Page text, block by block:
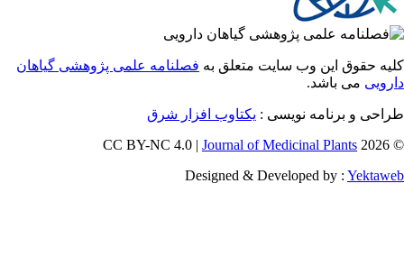
حقوق این وب سایت متعلق بهفصلنامه علمی پژوهشی گیاهان
می باشد.
و برنامه نویسی :یکتاوب افزار شرق
Journal of Medicinal Plants
Designed & Developed by :